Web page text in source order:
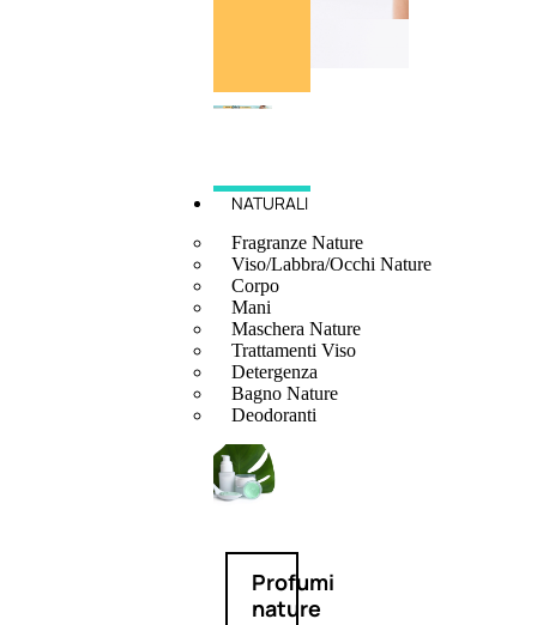
NATURALI
Fragranze Nature
Viso/Labbra/Occhi Nature
Corpo
Mani
Maschera Nature
Trattamenti Viso
Detergenza
Bagno Nature
Deodoranti
Profumi
nature